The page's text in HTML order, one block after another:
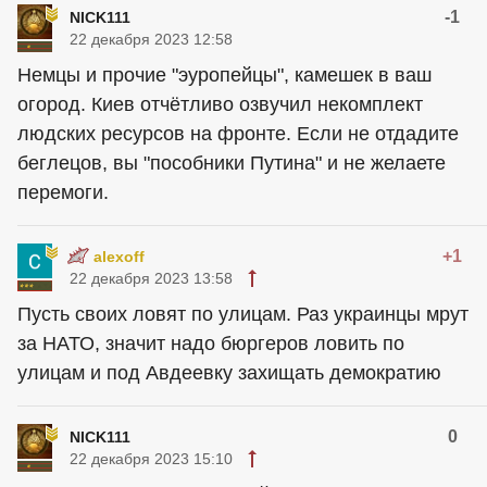
NICK111 -1
22 декабря 2023 12:58
Немцы и прочие "эуропейцы", камешек в ваш
огород. Киев отчётливо озвучил некомплект
людских ресурсов на фронте. Если не отдадите
беглецов, вы "пособники Путина" и не желаете
перемоги.
alexoff +1
22 декабря 2023 13:58
Пусть своих ловят по улицам. Раз украинцы мрут
за НАТО, значит надо бюргеров ловить по
улицам и под Авдеевку захищать демократию
NICK111 0
22 декабря 2023 15:10